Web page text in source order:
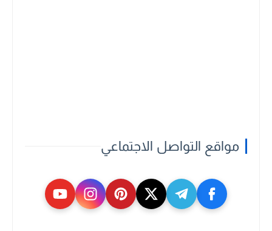
مواقع التواصل الاجتماعي